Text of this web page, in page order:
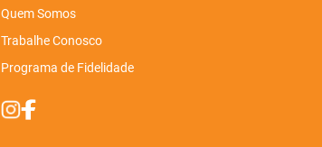
Quem Somos
Trabalhe Conosco
Programa de Fidelidade